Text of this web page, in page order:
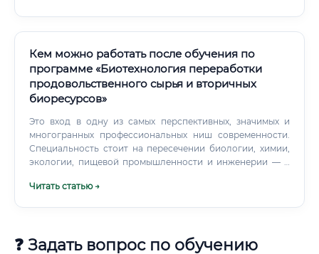
ключевых преимуществ этой специальности перед
смежными профессиями: 1.
Кем можно работать после обучения по
программе «Биотехнология переработки
продовольственного сырья и вторичных
биоресурсов»
Это вход в одну из самых перспективных, значимых и
многогранных профессиональных ниш современности.
Специальность стоит на пересечении биологии, химии,
экологии, пищевой промышленности и инженерии — и
горизонты для тех, кто готов развиваться и двигаться
Читать статью →
❓ Задать вопрос по обучению